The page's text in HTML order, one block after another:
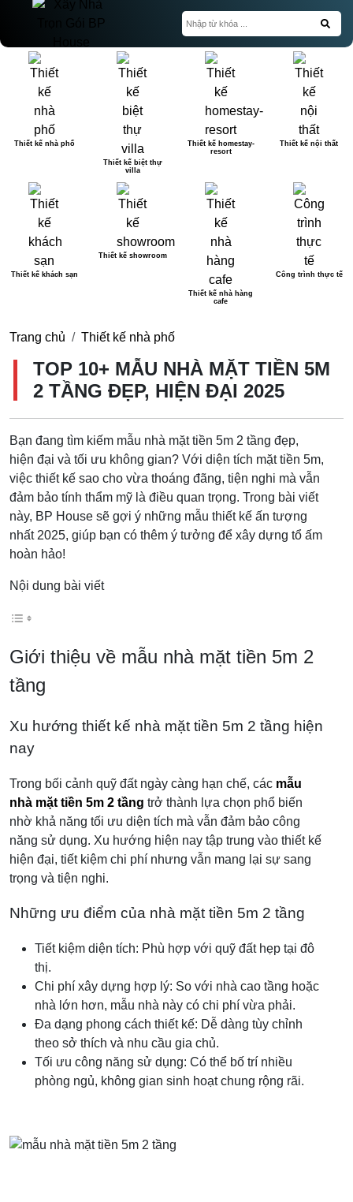
Thiết kế nhà phố
Thiết kế biệt thự
villa
Thiết kế homestay-
resort
Thiết kế nội thất
Thiết kế khách sạn
Thiết kế showroom
Thiết kế nhà hàng
cafe
Công trình thực tế
Trang chủ Thiết kế nhà phố
TOP 10+ MẪU NHÀ MẶT TIỀN 5M
2 TẦNG ĐẸP, HIỆN ĐẠI 2025
Bạn đang tìm kiếm mẫu nhà mặt tiền 5m 2 tầng đẹp,
hiện đại và tối ưu không gian? Với diện tích mặt tiền 5m,
việc thiết kế sao cho vừa thoáng đãng, tiện nghi mà vẫn
đảm bảo tính thẩm mỹ là điều quan trọng. Trong bài viết
này, BP House sẽ gợi ý những mẫu thiết kế ấn tượng
nhất 2025, giúp bạn có thêm ý tưởng để xây dựng tổ ấm
hoàn hảo!
Nội dung bài viết
Giới thiệu về mẫu nhà mặt tiền 5m 2
tầng
Xu hướng thiết kế nhà mặt tiền 5m 2 tầng hiện
nay
Trong bối cảnh quỹ đất ngày càng hạn chế, các mẫu
nhà mặt tiền 5m 2 tầng trở thành lựa chọn phổ biến
nhờ khả năng tối ưu diện tích mà vẫn đảm bảo công
năng sử dụng. Xu hướng hiện nay tập trung vào thiết kế
hiện đại, tiết kiệm chi phí nhưng vẫn mang lại sự sang
trọng và tiện nghi.
Những ưu điểm của nhà mặt tiền 5m 2 tầng
Tiết kiệm diện tích: Phù hợp với quỹ đất hẹp tại đô
thị.
Chi phí xây dựng hợp lý: So với nhà cao tầng hoặc
nhà lớn hơn, mẫu nhà này có chi phí vừa phải.
Đa dạng phong cách thiết kế: Dễ dàng tùy chỉnh
theo sở thích và nhu cầu gia chủ.
Tối ưu công năng sử dụng: Có thể bố trí nhiều
phòng ngủ, không gian sinh hoạt chung rộng rãi.